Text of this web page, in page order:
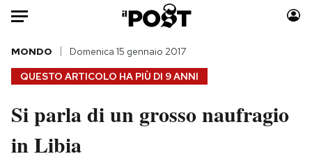
Auto
HOME
Italia
Politica
Moda
QUESTO ARTICOLO HA PIÙ DI 9 ANNI
MONDO Domenica 15 gennaio 2017
Si parla di un grosso naufragio
in Libia